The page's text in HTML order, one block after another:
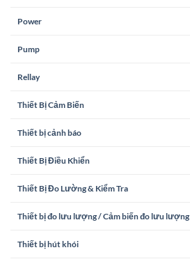
Power
Pump
Rellay
Thiết Bị Cảm Biến
Thiết bị cảnh báo
Thiết Bị Điều Khiển
Thiết Bị Đo Lường & Kiểm Tra
Thiết bị đo lưu lượng / Cảm biến đo lưu lượng
Thiết bị hút khói